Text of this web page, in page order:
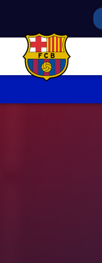
FC Barcelona club badge